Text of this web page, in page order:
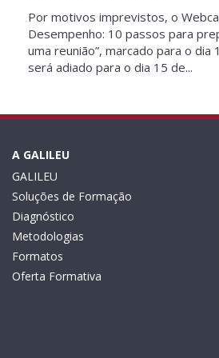
Por motivos imprevistos, o
Desempenho: 10 passos para
uma reunião”, marcado para o
será adiado para o dia 15 de...
A GALILEU
GALILEU
Soluções de Formação
Diagnóstico
Metodologias
Formatos
Oferta Formativa